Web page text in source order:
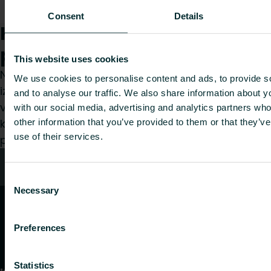
Consent Details
This website uses cookies
We use cookies to personalise content and ads, to provide
and to analyse our traffic. We also share information about
with our social media, advertising and analytics partners
other information that you’ve provided to them or that
use of their services.
Selection
Necessary
Preferences
Statistics
Kā mēs varam Jums
palīdzēt?
Neatkarīgi no tā, vai esat specifikāciju
izstrādātājs, uzstādītājs, arhitekts, plānotājs,
vairumtirgotājs vai gala lietotājs, izvēlieties
kategoriju, un mēs ar prieku izskatīsim jūsu
pieprasījumu.
Kontakti